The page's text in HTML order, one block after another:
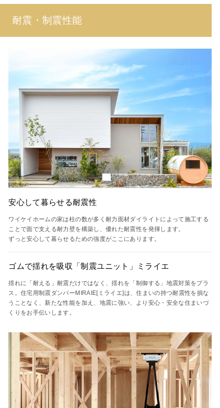
耐震・制震性能
安心して暮らせる耐震性
ワイケイホームの家は柱の数が多く耐力面材ダイライトによって施工する
ことで面で支える耐力壁を構築し、優れた耐震性を発揮します。
ずっと安心して暮らせるための強度がここにあります。
ゴムで揺れを吸収「制震ユニット」ミライエ
揺れに「耐える」耐震だけではなく、揺れを「制御する」地震対策をプラ
ス。住宅用制震ダンパーMIRAIE[ミライエ]は、住まいの持つ耐震性を損な
うことなく、新たな性能を加え、地震に強い、より安心・安全な住まいづ
くりをお手伝いします。